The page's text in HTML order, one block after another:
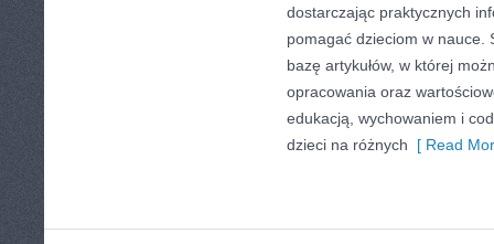
dostarczając praktycznych
pomagać dzieciom w nauce.
bazę artykułów, w której
opracowania oraz
edukacją, wychowaniem i
dzieci na różnych [ Read